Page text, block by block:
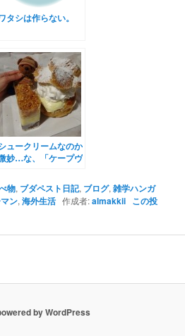
タシは作らない。
ュークリームなのか
妙…な、「ケープヴ
ク」
物, ブダペスト日記, ブログ,雑学ハンガ
ン,海外生活 作成者:almakkii この投
by WordPress